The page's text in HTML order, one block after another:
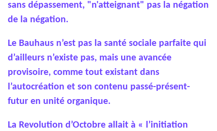
sans dépassement, "n'atteignant" pas la négation
de la négation.
Le Bauhaus n’est pas la santé sociale parfaite qui
d’ailleurs n’existe pas, mais une avancée
provisoire, comme tout existant dans
l’autocréation et son contenu passé-présent-
futur en unité organique.
La Revolution d’Octobre allait à « l’initiation